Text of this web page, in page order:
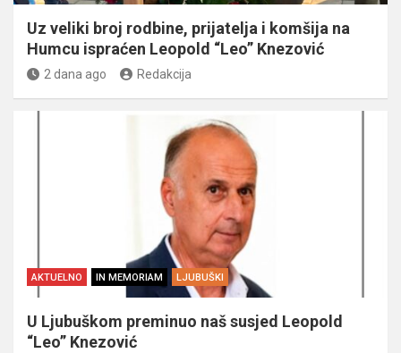
Uz veliki broj rodbine, prijatelja i komšija na
Humcu ispraćen Leopold “Leo” Knezović
2 dana ago Redakcija
AKTUELNO IN MEMORIAM LJUBUŠKI
U Ljubuškom preminuo naš susjed Leopold
“Leo” Knezović